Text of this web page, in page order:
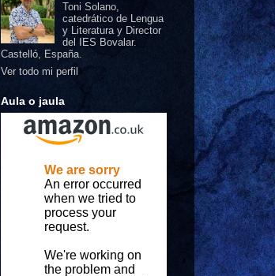
Toni Solano,
catedrático de Lengua
y Literatura y Director
del IES Bovalar.
Castelló, España.
Ver todo mi perfil
Aula o jaula